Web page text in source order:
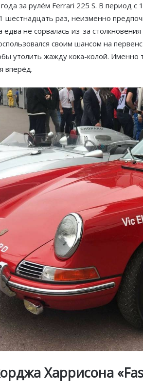
за рулём Ferrari 225 S. В период с
шестнадцать раз, неизменно
не сорвалась из-за
своим шансом на
утолить жажду кока-колой.
вперёд.
Харрисона